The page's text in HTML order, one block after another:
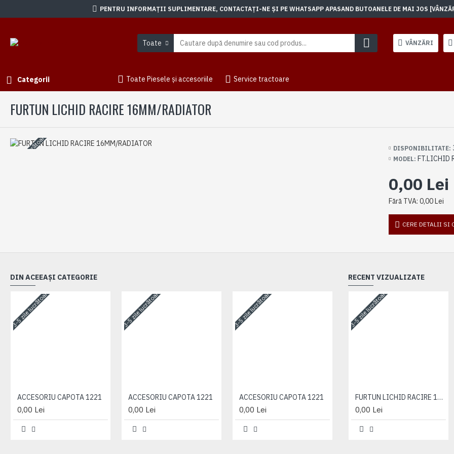
PENTRU INFORMAȚII SUPLIMENTARE, CONTACTAȚI-NE ȘI PE WHATSAPP APASAND BUTOANELE DE MAI JOS
Toate VÂNZĂRI
Categorii Toate Piesele și accesoriile Service tractoare
FURTUN LICHID RACIRE 16MM/RADIATOR
3-5 zile lucrătoare DISPONIBILITATE:
MODEL: FT.LICHID
0,00 Lei
Fără TVA: 0,00 Lei
CERE DETALII SI
DIN ACEEAȘI CATEGORIE
3-5 zile lucrătoare
ACCESORIU CAPOTA 1221
0,00 Lei
3-5 zile lucrătoare
ACCESORIU CAPOTA 1221
0,00 Lei
3-5 zile lucrătoare
ACCESORIU CAPOTA 1221
0,00 Lei
3-5 zile lucrătoare
ACCESORIU CAPOTA 1221
0,00 Lei
RECENT VIZUALIZATE
3-5 zile lucrătoare
FURTUN LICHID RACIRE 16MM/RADIATOR
0,00 Lei